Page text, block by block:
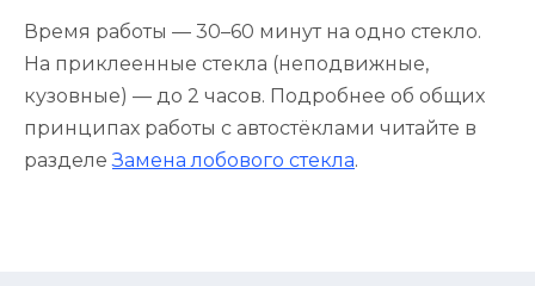
Время работы — 30–60 минут на одно стекло.
На приклеенные стекла (неподвижные,
кузовные) — до 2 часов. Подробнее об общих
принципах работы с автостёклами читайте в
разделеЗамена лобового стекла.